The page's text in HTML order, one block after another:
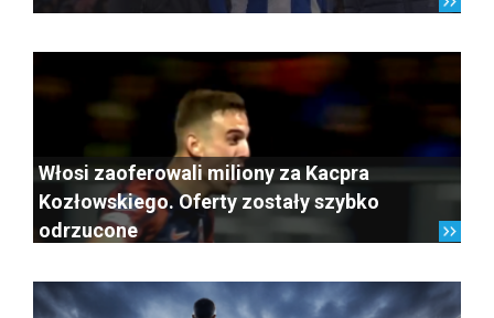
Włosi zaoferowali miliony za Kacpra
Kozłowskiego. Oferty zostały szybko
odrzucone